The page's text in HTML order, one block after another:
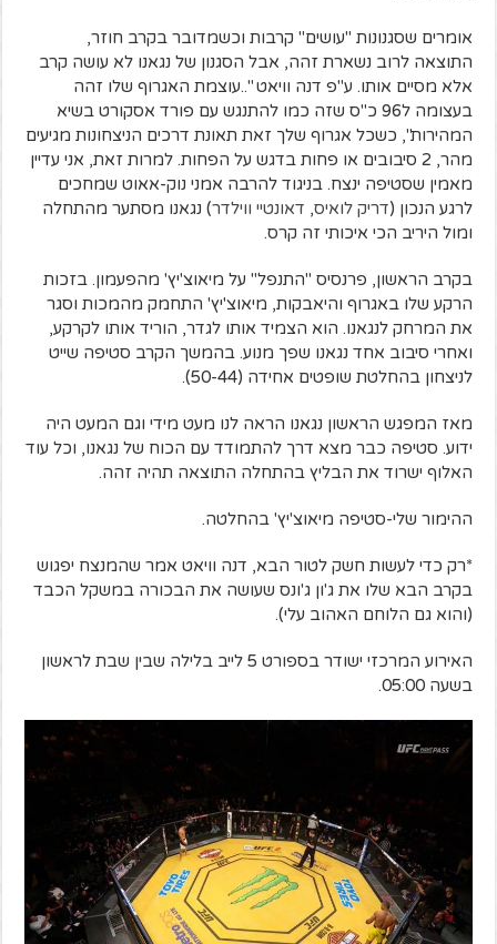
אומרים שסגנונות "עושים" קרבות וכשמדובר בקרב חוזר,
התוצאה לרוב נשארת זהה, אבל הסגנון של נגאנו לא עושה קרב
אלא מסיים אותו. ע"פ דנה וויאט "..עוצמת האגרוף שלו זהה
בעצומה ל96 כ"ס שזה כמו להתנגש עם פורד אסקורט בשיא
המהירות", כשכל אגרוף שלך זאת תאונת דרכים הניצחונות מגיעים
מהר, 2 סיבובים או פחות בדגש על הפחות. למרות זאת, אני עדיין
מאמין שסטיפה ינצח. בניגוד להרבה אמני נוק-אאוט שמחכים
לרגע הנכון (דריק לואיס, דאונטיי ווילדר) נגאנו מסתער מהתחלה
ומול היריב הכי איכותי זה קרס.
בקרב הראשון, פרנסיס "התנפל" על מיאוצ'יץ' מהפעמון. בזכות
הרקע שלו באגרוף והיאבקות, מיאוצ'יץ' התחמק מהמכות וסגר
את המרחק לנגאנו. הוא הצמיד אותו לגדר, הוריד אותו לקרקע,
ואחרי סיבוב אחד נגאנו שפך מנוע. בהמשך הקרב סטיפה שייט
לניצחון בהחלטת שופטים אחידה (50-44).
מאז המפגש הראשון נגאנו הראה לנו מעט מידי וגם המעט היה
ידוע. סטיפה כבר מצא דרך להתמודד עם הכוח של נגאנו, וכל עוד
האלוף ישרוד את הבליץ בהתחלה התוצאה תהיה זהה.
ההימור שלי-סטיפה מיאוצ'יץ' בהחלטה.
*רק כדי לעשות חשק לטור הבא, דנה וויאט אמר שהמנצח יפגוש
בקרב הבא שלו את ג'ון ג'ונס שעושה את הבכורה במשקל הכבד
(והוא גם הלוחם האהוב עלי).
האירוע המרכזי ישודר בספורט 5 לייב בלילה שבין שבת לראשון
בשעה 05:00.